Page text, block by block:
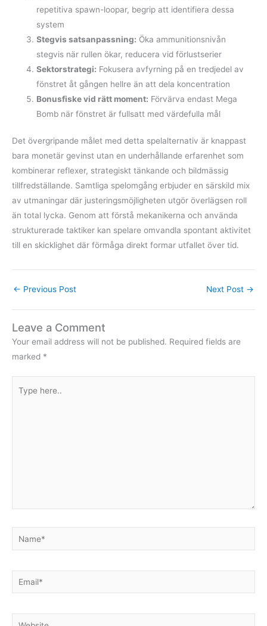
repetitiva spawn-loopar, begrip att identifiera dessa
system
Stegvis satsanpassning: Öka ammunitionsnivån
stegvis när rullen ökar, reducera vid förlustserier
Sektorstrategi: Fokusera avfyrning på en tredjedel av
fönstret åt gången hellre än att dela koncentration
Bonusfiske vid rätt moment: Förvärva endast Mega
Bomb när fönstret är fullsatt med värdefulla mål
Det övergripande målet med detta spelalternativ är knappast
bara monetär gevinst utan en underhållande erfarenhet som
kombinerar reflexer, strategiskt tänkande och bildmässig
tillfredställande. Samtliga spelomgång erbjuder en särskild mix
av utmaningar där justeringsmöjligheten utgör överlägsen roll
än total lycka. Genom att förstå mekanikerna och använda
strukturerade taktiker kan spelare omvandla spontant aktivitet
till en skicklighet där förmåga direkt formar utfallet över tid.
← Previous Post Next Post →
Leave a Comment
Your email address will not be published. Required fields are
marked *
here..
Name*
Email*
Website